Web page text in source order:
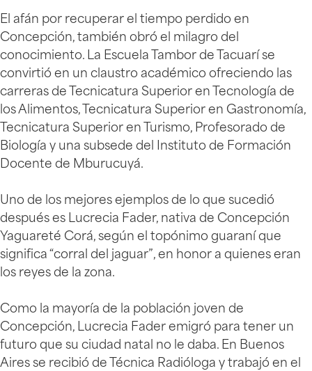
El afán por recuperar el tiempo perdido en
Concepción, también obró el milagro del
conocimiento. La Escuela Tambor de Tacuarí se
convirtió en un claustro académico ofreciendo las
carreras de Tecnicatura Superior en Tecnología de
los Alimentos, Tecnicatura Superior en Gastronomía,
Tecnicatura Superior en Turismo, Profesorado de
Biología y una subsede del Instituto de Formación
Docente de Mburucuyá.
Uno de los mejores ejemplos de lo que sucedió
después es Lucrecia Fader, nativa de Concepción
Yaguareté Corá, según el topónimo guaraní que
significa “corral del jaguar”, en honor a quienes eran
los reyes de la zona.
Como la mayoría de la población joven de
Concepción, Lucrecia Fader emigró para tener un
futuro que su ciudad natal no le daba. En Buenos
Aires se recibió de Técnica Radióloga y trabajó en el